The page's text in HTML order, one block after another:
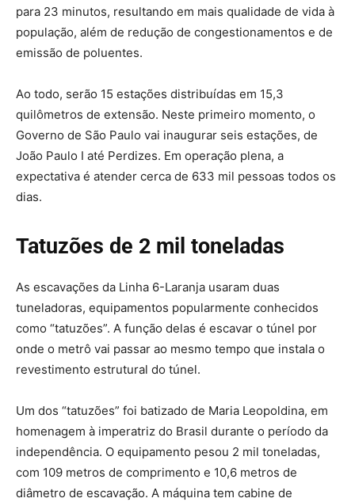
para 23 minutos, resultando em mais qualidade de vida à
população, além de redução de congestionamentos e de
emissão de poluentes.
Ao todo, serão 15 estações distribuídas em 15,3
quilômetros de extensão. Neste primeiro momento, o
Governo de São Paulo vai inaugurar seis estações, de
João Paulo I até Perdizes. Em operação plena, a
expectativa é atender cerca de 633 mil pessoas todos os
dias.
Tatuzões de 2 mil toneladas
As escavações da Linha 6-Laranja usaram duas
tuneladoras, equipamentos popularmente conhecidos
como “tatuzões”. A função delas é escavar o túnel por
onde o metrô vai passar ao mesmo tempo que instala o
revestimento estrutural do túnel.
Um dos “tatuzões” foi batizado de Maria Leopoldina, em
homenagem à imperatriz do Brasil durante o período da
independência. O equipamento pesou 2 mil toneladas,
com 109 metros de comprimento e 10,6 metros de
diâmetro de escavação. A máquina tem cabine de